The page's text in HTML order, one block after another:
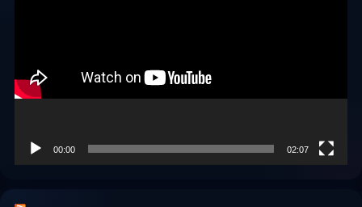
00:00 02:07